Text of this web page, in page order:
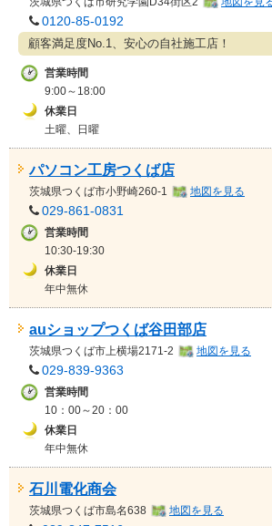
0120-85-0192
顧客満足度No.1、安心の自社施工店！
営業時間
9:00～18:00
休業日
土曜、日曜
パソコン工房つくば店
茨城県つくば市小野崎260-1 地図を見る
029-861-0831
営業時間
10:30-19:30
休業日
年中無休
auショップつくば谷田部店
茨城県つくば市上横場2171-2 地図を見る
029-839-9363
営業時間
10：00～20：00
休業日
年中無休
石川電化商会
茨城県つくば市島名638 地図を見る